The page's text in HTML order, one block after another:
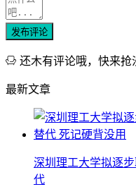
发布评论
还木有评论哦，快来抢
最新文章
深圳理工大学拟逐
代